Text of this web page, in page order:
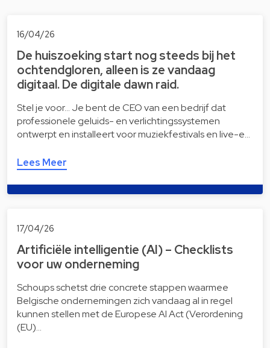
16/04/26
De huiszoeking start nog steeds bij het
ochtendgloren, alleen is ze vandaag
digitaal. De digitale dawn raid.
Stel je voor… Je bent de CEO van een bedrijf dat
professionele geluids- en verlichtingssystemen
ontwerpt en installeert voor muziekfestivals en live-e…
Lees Meer
17/04/26
Artificiële intelligentie (AI) – Checklists
voor uw onderneming
Schoups schetst drie concrete stappen waarmee
Belgische ondernemingen zich vandaag al in regel
kunnen stellen met de Europese AI Act (Verordening
(EU)…